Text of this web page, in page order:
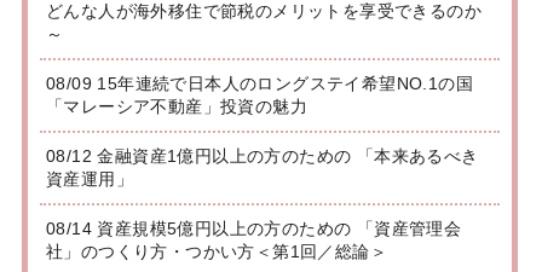
どんな人が海外移住で節税のメリットを享受できるのか
～
08/09 15年連続で日本人のロングステイ希望NO.1の国
「マレーシア不動産」投資の魅力
08/12 金融資産1億円以上の方のための 「本来あるべき
資産運用」
08/14 資産規模5億円以上の方のための 「資産管理会
社」のつくり方・つかい方＜第1回／総論＞